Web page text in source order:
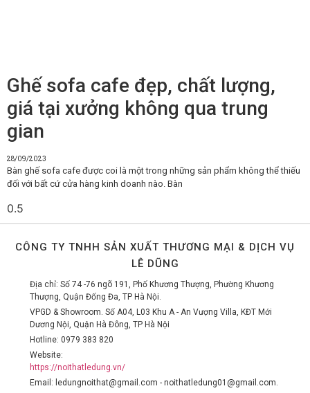
Ghế sofa cafe đẹp, chất lượng,
giá tại xưởng không qua trung
gian
28/09/2023
Bàn ghế sofa cafe được coi là một trong những sản phẩm không thể thiếu
đối với bất cứ cửa hàng kinh doanh nào. Bàn
CÔNG TY TNHH SẢN XUẤT THƯƠNG MẠI & DỊCH VỤ
LÊ DŨNG
Địa chỉ: Số 74 -76 ngõ 191, Phố Khương Thượng, Phường Khương
Thượng, Quận Đống Đa, TP Hà Nội.
VPGD & Showroom. Số A04, L03 Khu A - An Vượng Villa, KĐT Mới
Dương Nội, Quận Hà Đông, TP Hà Nội
Hotline: 0979 383 820
Website:
https://noithatledung.vn/
Email: ledungnoithat@gmail.com - noithatledung01@gmail.com.